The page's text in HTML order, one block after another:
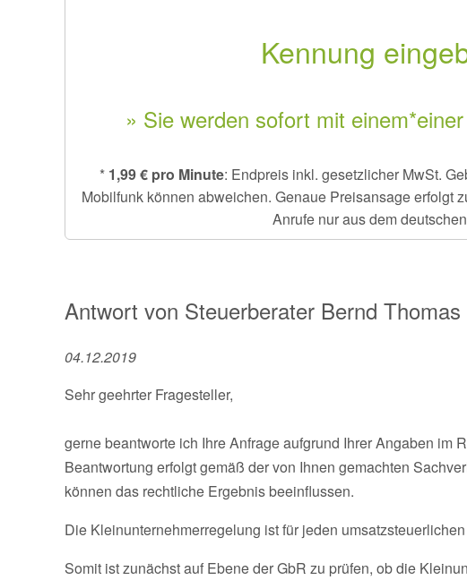
Kennung
» Sie werden sofort mit
* 1,99 € pro Minute: Endpreis inkl. gesetzlicher MwSt.
Mobilfunk können abweichen. Genaue Preisansage erfolgt
Anrufe nur aus dem
Antwort von Steuerberater Bernd Thomas
04.12.2019
Sehr geehrter Fragesteller,
gerne beantworte ich Ihre Anfrage aufgrund Ihrer Angaben im
Beantwortung erfolgt gemäß der von Ihnen gemachten
können das rechtliche Ergebnis beeinflussen.
Die Kleinunternehmerregelung ist für jeden
Somit ist zunächst auf Ebene der GbR zu prüfen, ob die